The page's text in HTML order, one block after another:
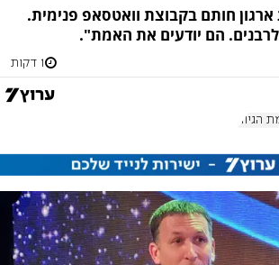
חותם בקבוצת וואטסאפ פנימית.
הם יודעים את האמת".
1 דקות
הגיור